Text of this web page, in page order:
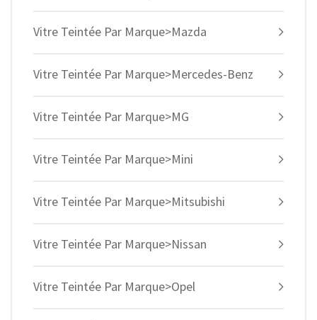
Vitre Teintée Par Marque>Mazda
Vitre Teintée Par Marque>Mercedes-Benz
Vitre Teintée Par Marque>MG
Vitre Teintée Par Marque>Mini
Vitre Teintée Par Marque>Mitsubishi
Vitre Teintée Par Marque>Nissan
Vitre Teintée Par Marque>Opel